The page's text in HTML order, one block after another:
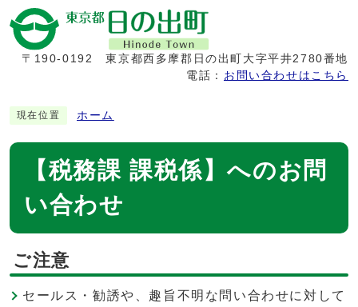
〒190-0192
東京都西多摩郡日の出町大字平井2780番地
電話： お問い合わせはこちら
現在位置 ホーム
【税務課 課税係】へのお問
い合わせ
ご注意
セールス・勧誘や、趣旨不明な問い合わせに対して